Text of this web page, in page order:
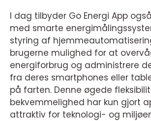
I dag tilbyder Go Energi App
med smarte
styring af
brugerne mulighed for at
energiforbrug og administrere
fra deres smartphones eller
på farten. Denne øgede
bekvemmelighed har kun gjort
attraktiv for teknologi- og